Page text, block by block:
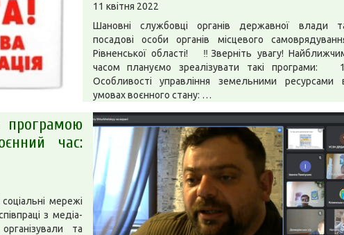
11 квітня 2022
Шановні службовці органів державної влади
посадові особи органів місцевого
Рівненської області! ‼️Зверніть увагу!
часом плануємо зреалізувати такі програми:
Особливості управління земельними ресурсами
умовах воєнного стану: …
час:
мережі
з медіа-
та